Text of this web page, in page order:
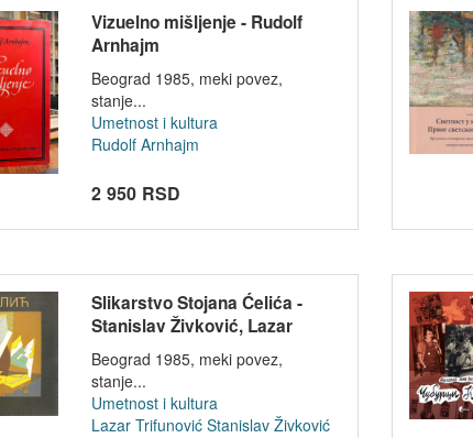
Vizuelno mišljenje - Rudolf
Arnhajm
Beograd 1985, meki povez,
stanje...
Umetnost i kultura
Rudolf Arnhajm
2 950 RSD
Slikarstvo Stojana Ćelića -
Stanislav Živković, Lazar
Trifun...
Beograd 1985, meki povez,
stanje...
Umetnost i kultura
Lazar Trifunović Stanislav Živković